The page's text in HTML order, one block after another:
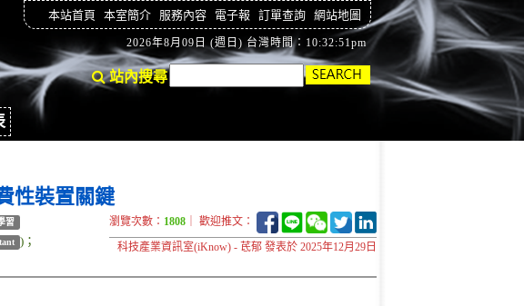
本站首頁 本室簡介 服務內容 電子報 訂單查詢 網站地圖
2026年8月09日 (週日) 台灣時間：10:32:52pm
站內搜尋
性裝置關鍵
習
)；
瀏覽次數： 1808 ｜ 歡迎推文：
科技產業資訊室(iKnow) - 茋郁 發表於 2025年12月29日